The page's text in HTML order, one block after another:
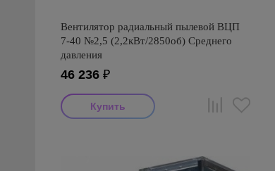
Вентилятор радиальный пылевой ВЦП
7-40 №2,5 (2,2кВт/2850об) Среднего
давления
46 236 ₽